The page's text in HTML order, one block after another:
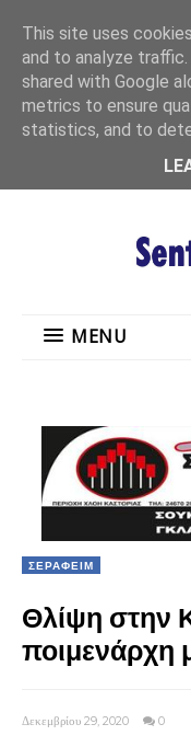
MENU
ΣΕΡΑΦΕΙΜ
Θλίψη στην
ποιμενάρχη
Δεκεμβρίου 29, 2020 0
This site uses
and to analyze traffic.
shared with Google
metrics to ensure
statistics, and to